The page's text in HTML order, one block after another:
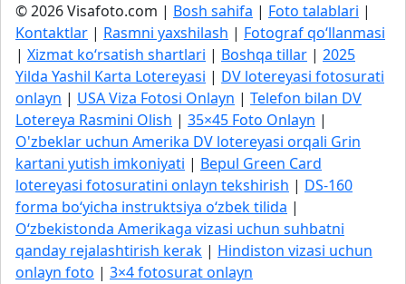
© 2026 Visafoto.com | Bosh sahifa | Foto talablari |
Kontaktlar | Rasmni yaxshilash | Fotograf qo‘llanmasi
| Xizmat ko‘rsatish shartlari | Boshqa tillar | 2025
Yilda Yashil Karta Lotereyasi | DV lotereyasi fotosurati
onlayn | USA Viza Fotosi Onlayn | Telefon bilan DV
Lotereya Rasmini Olish | 35×45 Foto Onlayn |
O'zbeklar uchun Amerika DV lotereyasi orqali Grin
kartani yutish imkoniyati | Bepul Green Card
lotereyasi fotosuratini onlayn tekshirish | DS-160
forma bo‘yicha instruktsiya o‘zbek tilida |
O‘zbekistonda Amerikaga vizasi uchun suhbatni
qanday rejalashtirish kerak | Hindiston vizasi uchun
onlayn foto | 3×4 fotosurat onlayn